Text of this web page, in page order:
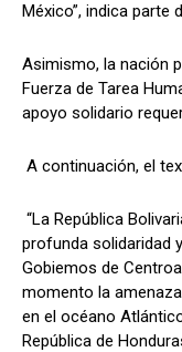
México”, indica parte
Asimismo, la nación
Fuerza de Tarea
apoyo solidario
A continuación, el
“La República
profunda solidaridad
Gobiemos de
momento la
en el océano
República de